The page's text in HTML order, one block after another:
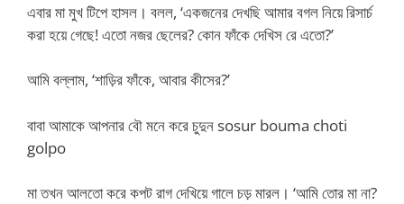
এবার মা মুখ টিপে হাসল। বলল, ‘একজনের দেখছি আমার বগল নিয়ে রিসার্চ
করা হয়ে গেছে! এতো নজর ছেলের? কোন ফাঁকে দেখিস রে এতো?’
আমি বল্লাম, ‘শাড়ির ফাঁকে, আবার কীসের?’
বাবা আমাকে আপনার বৌ মনে করে চুদুন sosur bouma choti
golpo
মা তখন আলতো করে কপট রাগ দেখিয়ে গালে চড় মারল। ‘আমি তোর মা না?